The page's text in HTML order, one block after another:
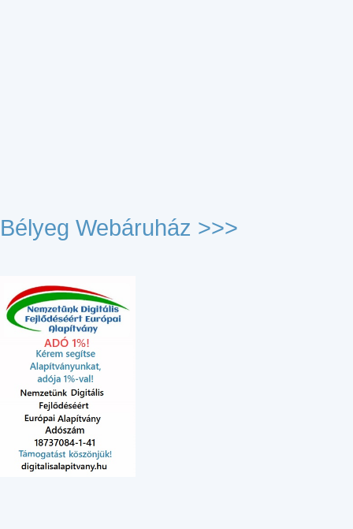
Bélyeg Webáruház >>>